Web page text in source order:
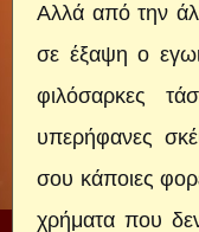
Αλλά από την
σε έξαψη ο
φιλόσαρκες
υπερήφανες
σου κάποιες
χρήματα που